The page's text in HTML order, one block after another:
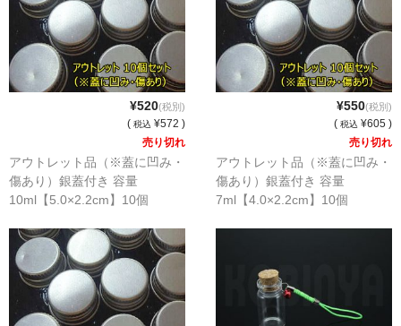
¥520(税別)
( 税込 ¥572 )
売り切れ
アウトレット品（※蓋に凹み・
傷あり）銀蓋付き 容量
10ml【5.0×2.2cm】10個
¥550(税別)
( 税込 ¥605 )
売り切れ
アウトレット品（※蓋に凹み・
傷あり）銀蓋付き 容量
7ml【4.0×2.2cm】10個